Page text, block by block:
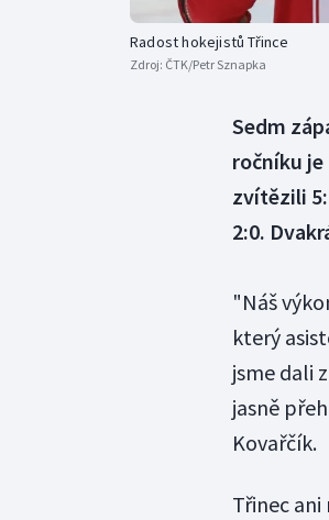
Radost hokejistů Třince
Zdroj: ČTK/Petr Sznapka
Sedm
ročníku je
zvítězili
2:0.
"Náš
který
jsme dali
jasně
Kovařčík.
Třinec